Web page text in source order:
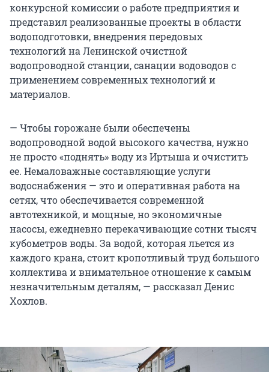
конкурсной комиссии о работе предприятия и
представил реализованные проекты в области
водоподготовки, внедрения передовых
технологий на Ленинской очистной
водопроводной станции, санации водоводов с
применением современных технологий и
материалов.
— Чтобы горожане были обеспечены
водопроводной водой высокого качества, нужно
не просто «поднять» воду из Иртыша и очистить
ее. Немаловажные составляющие услуги
водоснабжения — это и оперативная работа на
сетях, что обеспечивается современной
автотехникой, и мощные, но экономичные
насосы, ежедневно перекачивающие сотни тысяч
кубометров воды. За водой, которая льется из
каждого крана, стоит кропотливый труд большого
коллектива и внимательное отношение к самым
незначительным деталям, — рассказал Денис
Хохлов.